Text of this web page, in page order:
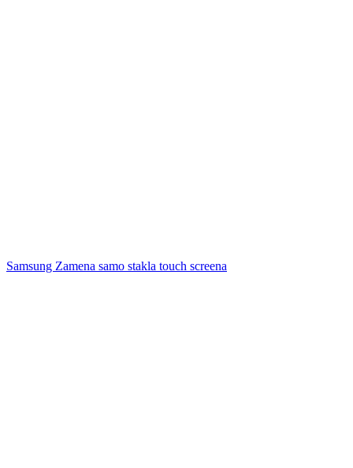
Samsung Zamena samo stakla touch screena